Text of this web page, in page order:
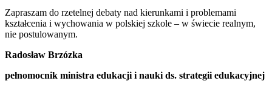
Zapraszam do rzetelnej debaty nad kierunkami i problemami
kształcenia i wychowania w polskiej szkole – w świecie realnym,
nie postulowanym.
Radosław Brzózka
pełnomocnik ministra edukacji i nauki ds. strategii edukacyjnej